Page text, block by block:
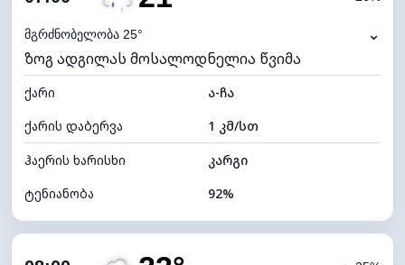
ნამის წერტილი
ხილვადობა
10 კმ
განათების ინდექსი 0 (ბნელი)
ღრუბლის სიმაღლე 5440 მ
მგრძნობელობა 25° ⌄
ზოგ ადგილას მოსალოდნელია წვიმა
ქარი
ა-ჩა
ქარის დაბერვა
1 კმ/სთ
ჰაერის ხარისხი
კარგი
ტენიანობა
92%
ღრუბლიანობა